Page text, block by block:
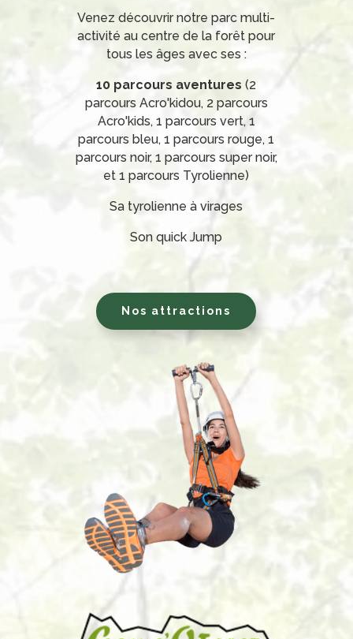
Venez découvrir notre parc multi-
activité au centre de la forêt pour
tous les âges avec ses :
10 parcours aventures(2
parcours Acro'kidou, 2 parcours
Acro'kids, 1 parcours vert, 1
parcours bleu, 1 parcours rouge, 1
parcours noir, 1 parcours super noir,
et 1 parcours Tyrolienne)
Sa tyrolienne à virages
Son quick Jump
Nos attractions